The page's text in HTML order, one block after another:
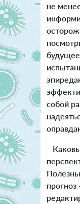
не
собой